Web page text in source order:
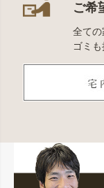
ご希
全ての
ゴミ